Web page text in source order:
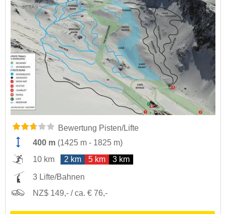
Bewertung Pisten/Lifte
400 m (1425 m - 1825 m)
10 km
2 km 5 km 3 km
3 Lifte/Bahnen
NZ$ 149,- / ca. € 76,-